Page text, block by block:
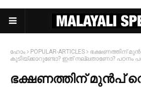
ഹോം POPULAR-ARTICLES
ഭക്ഷണത്തിന്
കുടിയ്ക്കാറുണ്ടോ? ഇത് നല്ലതാണോ? പഠനം
ഭക്ഷണത്തിന് മുന്‍പ്